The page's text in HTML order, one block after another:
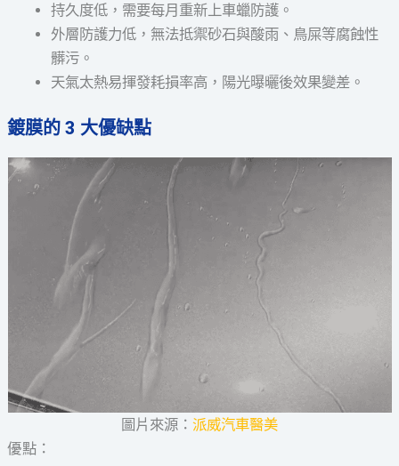
持久度低，需要每月重新上車蠟防護。
外層防護力低，無法抵禦砂石與酸雨、鳥屎等腐蝕性
髒污。
天氣太熱易揮發耗損率高，陽光曝曬後效果變差。
鍍膜的 3 大優缺點
圖片來源： 派威汽車醫美
優點：